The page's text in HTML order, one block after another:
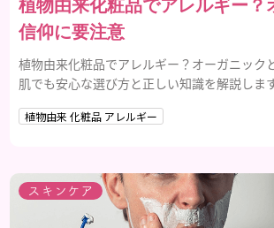
植物由来化粧品でアレルギー？
信仰に要注意
植物由来化粧品でアレルギー？オーガニック
肌でも安心な選び方と正しい知識を解説します
植物由来 化粧品 アレルギー
スキンケア